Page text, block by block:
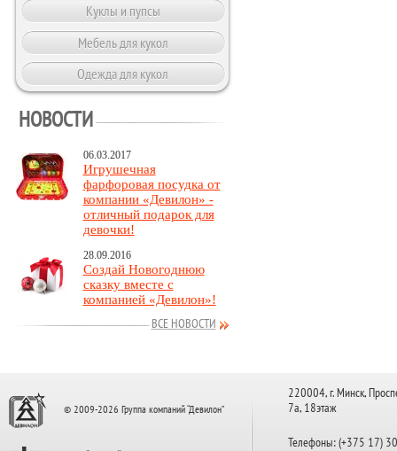
Куклы и пупсы
Мебель для кукол
Одежда для кукол
НОВОСТИ
06.03.2017
Игрушечная
фарфоровая посудка от
компании «Девилон» -
отличный подарок для
девочки!
28.09.2016
Создай Новогоднюю
сказку вместе с
компанией «Девилон»!
ВСЕ НОВОСТИ
© 2009-2026 Группа компаний “Девилон”
220004, г. Минск,
7а, 18этаж
Телефоны: (+375 17)